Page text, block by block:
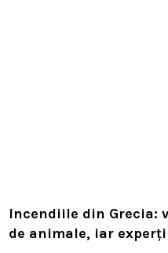
Incendiile din Grecia:
de animale, iar